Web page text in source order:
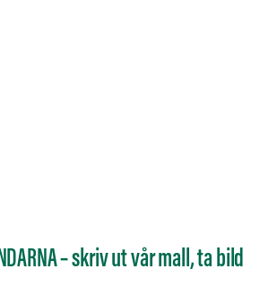
– skriv ut vår mall, ta bild